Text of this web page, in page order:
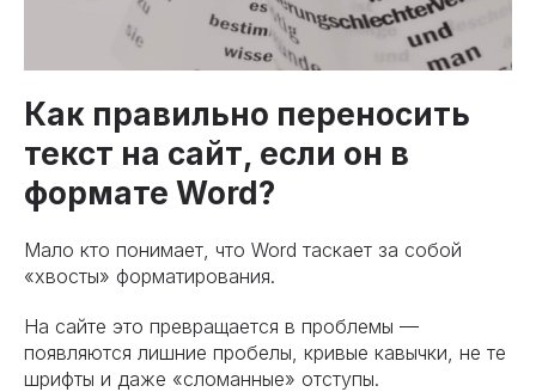
Как правильно переносить
текст на сайт, если он в
формате Word?
Мало кто понимает, что Word таскает за собой
«хвосты» форматирования.
На сайте это превращается в проблемы —
появляются лишние пробелы, кривые кавычки, не те
шрифты и даже «сломанные» отступы.